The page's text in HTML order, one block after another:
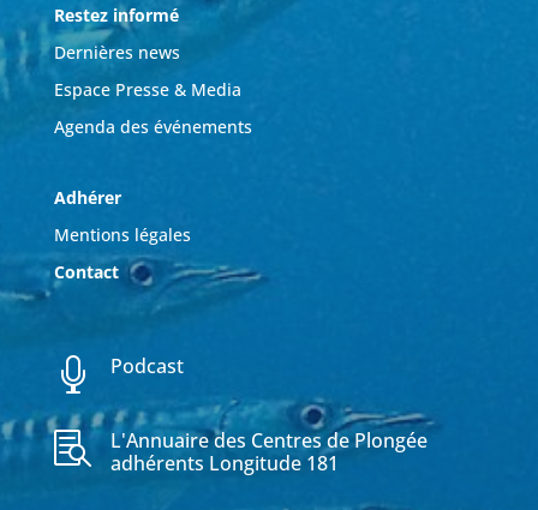
Restez informé
Dernières news
Espace Presse & Media
Agenda des événements
Adhérer
Mentions légales
Contact
 Podcast

L'Annuaire des Centres de Plongée
adhérents Longitude 181